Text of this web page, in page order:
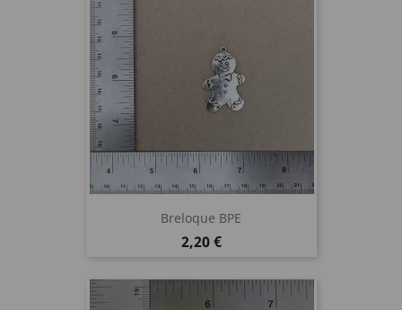
Breloque BPE
Prix
2,20 €